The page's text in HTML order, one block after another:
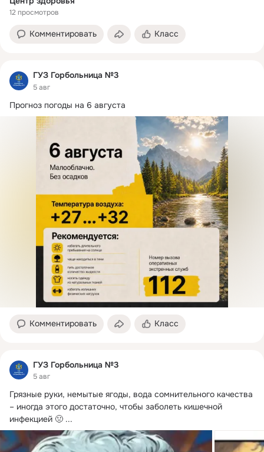
12 просмотров
Комментировать Класс
ГУЗ Горбольница №3
5 авг
Прогноз погоды на 6 августа
Комментировать Класс
ГУЗ Горбольница №3
5 авг
Грязные руки, немытые ягоды, вода сомнительного качества
– иногда этого достаточно, чтобы заболеть кишечной
инфекцией 🤢 ...